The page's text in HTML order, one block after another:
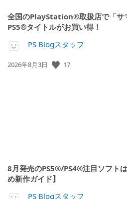
全国のPlayStation®取扱店で「サ
PS5®タイトルがお買い得！
PS Blogスタッフ
公
2026年8月3日 17
8月発売のPS5®/PS4®注目ソフト
め新作ガイド】
PS Blogスタッフ